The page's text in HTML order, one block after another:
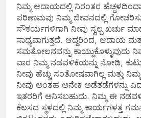
ನಿಮ್ಮ ಆದಾಯದಲ್ಲಿ ನಿರಂತರ
ಪರಿಣಾಮವು ನಿಮ್ಮ ಜೀವನದಲ್ಲಿ
ಸೌಕರ್ಯಗಳಿಗಾಗಿ ನೀವು ಸ್ವಲ್ಪ ಖರ್ಚು
ಸಾಧ್ಯವಾಗುತ್ತದೆ. ಆದ್ದರಿಂದ, ಆದಾಯ
ಸಮತೋಲನವನ್ನು
ವಾರ ನಿಮ್ಮ ನಡವಳಿಕೆಯನ್ನು ನೋಡಿ,
ನೀವು ಹೆಚ್ಚು ಸಂತೋಷವಾಗಿಲ್ಲ ಮತ್ತು
ನೀವು ಅಂತಹ ಅನೇಕ ಅಡೆತಡೆಗಳನ್ನು
ಇತರರಿಗೆ ಅನಿಸಬಹುದು. ನಿಮ್ಮ ಈ
ಕೆಲಸದ ಸ್ಥಳದಲ್ಲಿ ನಿಮ್ಮ ಕಾರ್ಯಗಳತ್ತ